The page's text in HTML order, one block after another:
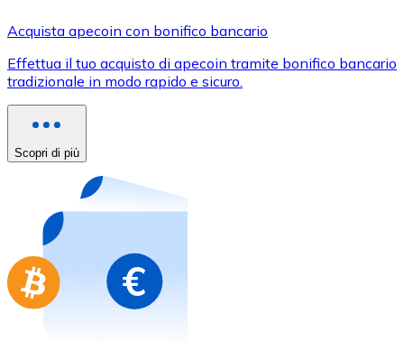
Usa le carte Visa e Mastercard per acquistare
Acquista con carta
Acquista gift card dei tuoi marchi preferiti con
Vai al negozio di carte regalo
Acquista apecoin con bonifico bancario
Effettua il tuo acquisto di apecoin tramite bonifico bancario
tradizionale in modo rapido e sicuro.
Scopri di più